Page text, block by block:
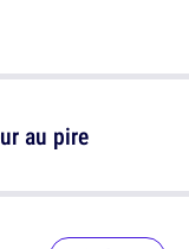
au pire